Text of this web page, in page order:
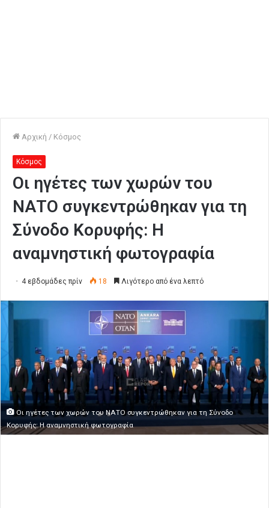
Αρχική / Κόσμος
Κόσμος
Οι ηγέτες των χωρών του
ΝΑΤΟ συγκεντρώθηκαν για τη
Σύνοδο Κορυφής: Η
αναμνηστική φωτογραφία
4 εβδομάδες πρίν 18 Λιγότερο από ένα λεπτό
Οι ηγέτες των χωρών του ΝΑΤΟ συγκεντρώθηκαν για τη Σύνοδο
Κορυφής: Η αναμνηστική φωτογραφία